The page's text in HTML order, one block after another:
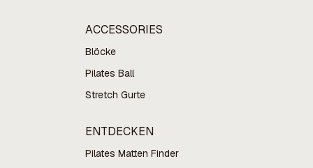
ACCESSORIES
Blöcke
Pilates Ball
Stretch Gurte
ENTDECKEN
Pilates Matten Finder